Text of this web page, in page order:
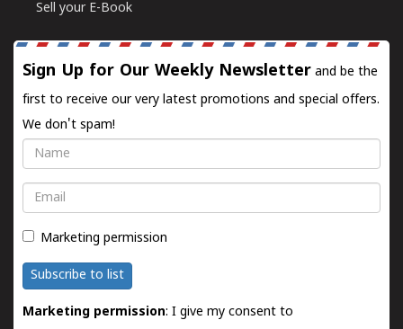
Sell your E-Book
Sign Up for Our Weekly Newsletter and be the
first to receive our very latest promotions and special offers.
We don't spam!
Name
Email
Marketing permission
Subscribe to list
Marketing permission: I give my consent to